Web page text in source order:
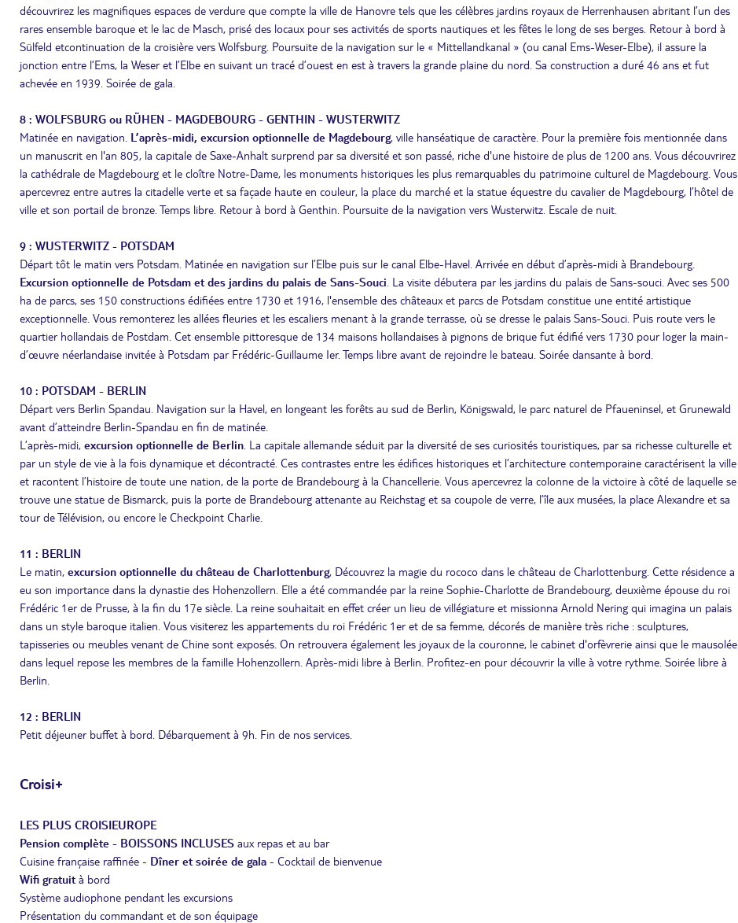
découvrirez les magnifiques espaces de verdure que compte la ville de Hanovre tels que les célèbres jardins royaux de Herrenhausen abritant l’un des
rares ensemble baroque et le lac de Masch, prisé des locaux pour ses activités de sports nautiques et les fêtes le long de ses berges. Retour à bord à
Sülfeld etcontinuation de la croisière vers Wolfsburg. Poursuite de la navigation sur le « Mittellandkanal » (ou canal Ems-Weser-Elbe), il assure la
jonction entre l’Ems, la Weser et l’Elbe en suivant un tracé d’ouest en est à travers la grande plaine du nord. Sa construction a duré 46 ans et fut
achevée en 1939. Soirée de gala.
8 : WOLFSBURG ou RÜHEN - MAGDEBOURG - GENTHIN - WUSTERWITZ
Matinée en navigation. L’après-midi, excursion optionnelle de Magdebourg, ville hanséatique de caractère. Pour la première fois mentionnée dans
un manuscrit en l'an 805, la capitale de Saxe-Anhalt surprend par sa diversité et son passé, riche d'une histoire de plus de 1200 ans. Vous découvrirez
la cathédrale de Magdebourg et le cloître Notre-Dame, les monuments historiques les plus remarquables du patrimoine culturel de Magdebourg. Vous
apercevrez entre autres la citadelle verte et sa façade haute en couleur, la place du marché et la statue équestre du cavalier de Magdebourg, l’hôtel de
ville et son portail de bronze. Temps libre. Retour à bord à Genthin. Poursuite de la navigation vers Wusterwitz. Escale de nuit.
9 : WUSTERWITZ - POTSDAM
Départ tôt le matin vers Potsdam. Matinée en navigation sur l’Elbe puis sur le canal Elbe-Havel. Arrivée en début d’après-midi à Brandebourg.
Excursion optionnelle de Potsdam et des jardins du palais de Sans-Souci . La visite débutera par les jardins du palais de Sans-souci. Avec ses 500
ha de parcs, ses 150 constructions édifiées entre 1730 et 1916, l'ensemble des châteaux et parcs de Potsdam constitue une entité artistique
exceptionnelle. Vous remonterez les allées fleuries et les escaliers menant à la grande terrasse, où se dresse le palais Sans-Souci. Puis route vers le
quartier hollandais de Postdam. Cet ensemble pittoresque de 134 maisons hollandaises à pignons de brique fut édifié vers 1730 pour loger la main-
d’œuvre néerlandaise invitée à Potsdam par Frédéric-Guillaume Ier. Temps libre avant de rejoindre le bateau. Soirée dansante à bord.
10 : POTSDAM - BERLIN
Départ vers Berlin Spandau. Navigation sur la Havel, en longeant les forêts au sud de Berlin, Königswald, le parc naturel de Pfaueninsel, et Grunewald
avant d’atteindre Berlin-Spandau en fin de matinée.
L’après-midi, excursion optionnelle de Berlin . La capitale allemande séduit par la diversité de ses curiosités touristiques, par sa richesse culturelle et
par un style de vie à la fois dynamique et décontracté. Ces contrastes entre les édifices historiques et l’architecture contemporaine caractérisent la ville
et racontent l’histoire de toute une nation, de la porte de Brandebourg à la Chancellerie. Vous apercevrez la colonne de la victoire à côté de laquelle se
trouve une statue de Bismarck, puis la porte de Brandebourg attenante au Reichstag et sa coupole de verre, l’île aux musées, la place Alexandre et sa
tour de Télévision, ou encore le Checkpoint Charlie.
11 : BERLIN
Le matin, excursion optionnelle du château de Charlottenburg, Découvrez la magie du rococo dans le château de Charlottenburg. Cette résidence a
eu son importance dans la dynastie des Hohenzollern. Elle a été commandée par la reine Sophie-Charlotte de Brandebourg, deuxième épouse du roi
Frédéric 1er de Prusse, à la fin du 17e siècle. La reine souhaitait en effet créer un lieu de villégiature et missionna Arnold Nering qui imagina un palais
dans un style baroque italien. Vous visiterez les appartements du roi Frédéric 1er et de sa femme, décorés de manière très riche : sculptures,
tapisseries ou meubles venant de Chine sont exposés. On retrouvera également les joyaux de la couronne, le cabinet d'orfèvrerie ainsi que le mausolée
dans lequel repose les membres de la famille Hohenzollern. Après-midi libre à Berlin. Profitez-en pour découvrir la ville à votre rythme. Soirée libre à
Berlin.
12 : BERLIN
Petit déjeuner buffet à bord. Débarquement à 9h. Fin de nos services.
Croisi+
LES PLUS CROISIEUROPE
Pension complète - BOISSONS INCLUSES aux repas et au bar
Cuisine française raffinée - Dîner et soirée de gala - Cocktail de bienvenue
Wifi gratuità bord
Système audiophone pendant les excursions
Présentation du commandant et de son équipage